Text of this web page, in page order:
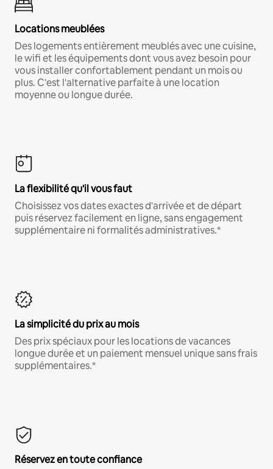
Locations meublées
Des logements entièrement meublés avec une cuisine,
le wifi et les équipements dont vous avez besoin pour
vous installer confortablement pendant un mois ou
plus. C'est l'alternative parfaite à une location
moyenne ou longue durée.
La flexibilité qu'il vous faut
Choisissez vos dates exactes d'arrivée et de départ
puis réservez facilement en ligne, sans engagement
supplémentaire ni formalités administratives.*
La simplicité du prix au mois
Des prix spéciaux pour les locations de vacances
longue durée et un paiement mensuel unique sans frais
supplémentaires.*
Réservez en toute confiance